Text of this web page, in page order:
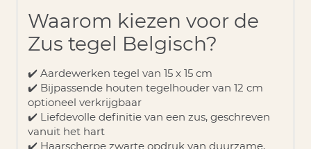
Waarom kiezen voor de
Zus tegel Belgisch?
✔️ Aardewerken tegel van 15 x 15 cm
✔️ Bijpassende houten tegelhouder van 12 cm
optioneel verkrijgbaar
✔️ Liefdevolle definitie van een zus, geschreven
vanuit het hart
✔️ Haarscherpe zwarte opdruk van duurzame,